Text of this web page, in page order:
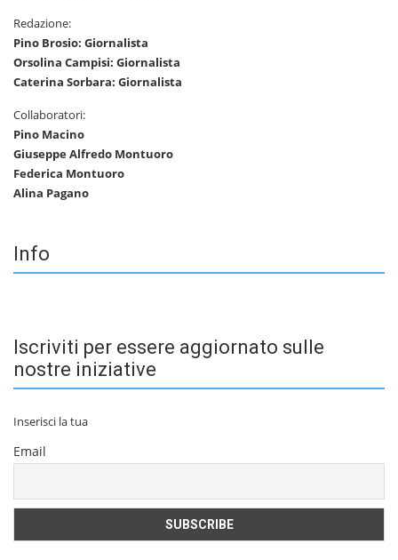
Redazione:
Pino Brosio: Giornalista
Orsolina Campisi: Giornalista
Caterina Sorbara: Giornalista
Collaboratori:
Pino Macino
Giuseppe Alfredo Montuoro
Federica Montuoro
Alina Pagano
Info
Iscriviti per essere aggiornato sulle
nostre iniziative
Inserisci la tua
Email